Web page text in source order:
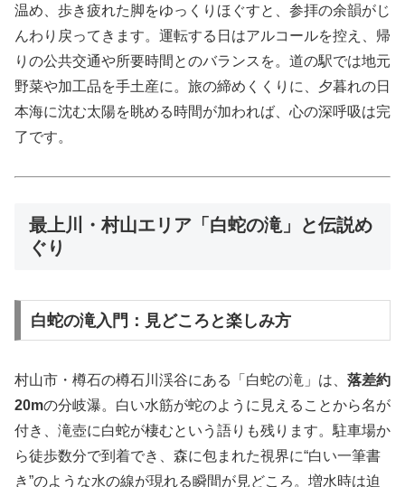
温め、歩き疲れた脚をゆっくりほぐすと、参拝の余韻がじ
んわり戻ってきます。運転する日はアルコールを控え、帰
りの公共交通や所要時間とのバランスを。道の駅では地元
野菜や加工品を手土産に。旅の締めくくりに、夕暮れの日
本海に沈む太陽を眺める時間が加われば、心の深呼吸は完
了です。
最上川・村山エリア「白蛇の滝」と伝説め
ぐり
白蛇の滝入門：見どころと楽しみ方
村山市・樽石の樽石川渓谷にある「白蛇の滝」は、 落差約
20mの分岐瀑。白い水筋が蛇のように見えることから名が
付き、滝壺に白蛇が棲むという語りも残ります。駐車場か
ら徒歩数分で到着でき、森に包まれた視界に“白い一筆書
き”のような水の線が現れる瞬間が見どころ。増水時は迫